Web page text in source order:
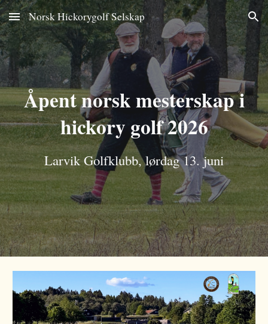
Skip to main content Skip to navigation
Norsk Hickorygolf Selskap
Åpent norsk mesterskap i
hickory golf 2026
LarvikGolfklubb,lørdag 13. juni